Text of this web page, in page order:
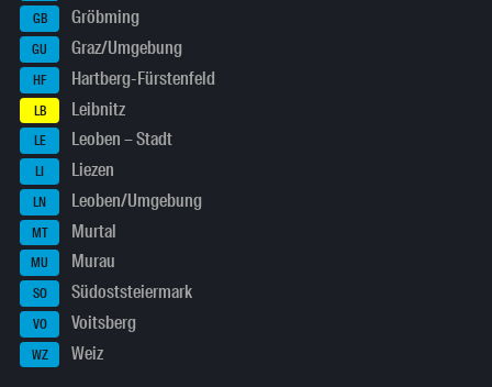
GB Gröbming
GU Graz/Umgebung
HF Hartberg-Fürstenfeld
LB Leibnitz
LE Leoben – Stadt
LI Liezen
LN Leoben/Umgebung
MT Murtal
MU Murau
SO Südoststeiermark
VO Voitsberg
WZ Weiz